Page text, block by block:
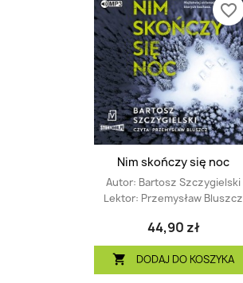
Nim skończy się noc
Autor: Bartosz Szczygielski
Lektor: Przemysław Bluszcz
44,90 zł
 DODAJ DO KOSZYKA
favorite_border